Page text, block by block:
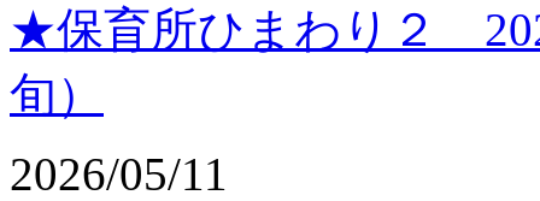
★保育所ひまわり２
旬）
2026/05/11